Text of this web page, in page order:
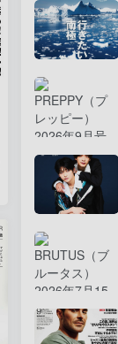
Safari（サファリ）